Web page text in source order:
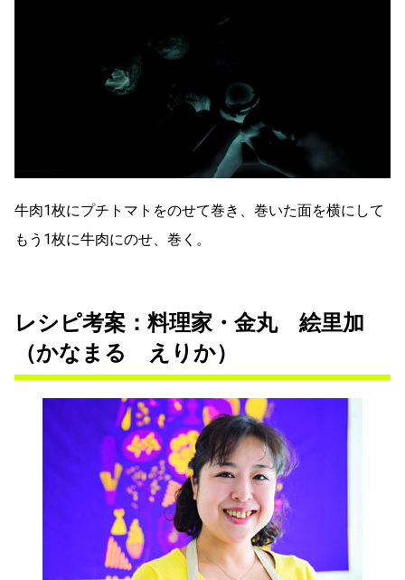
牛肉1枚にプチトマトをのせて巻き、巻いた面を横にして
もう1枚に牛肉にのせ、巻く。
レシピ考案：料理家・金丸 絵里加
（かなまる えりか）